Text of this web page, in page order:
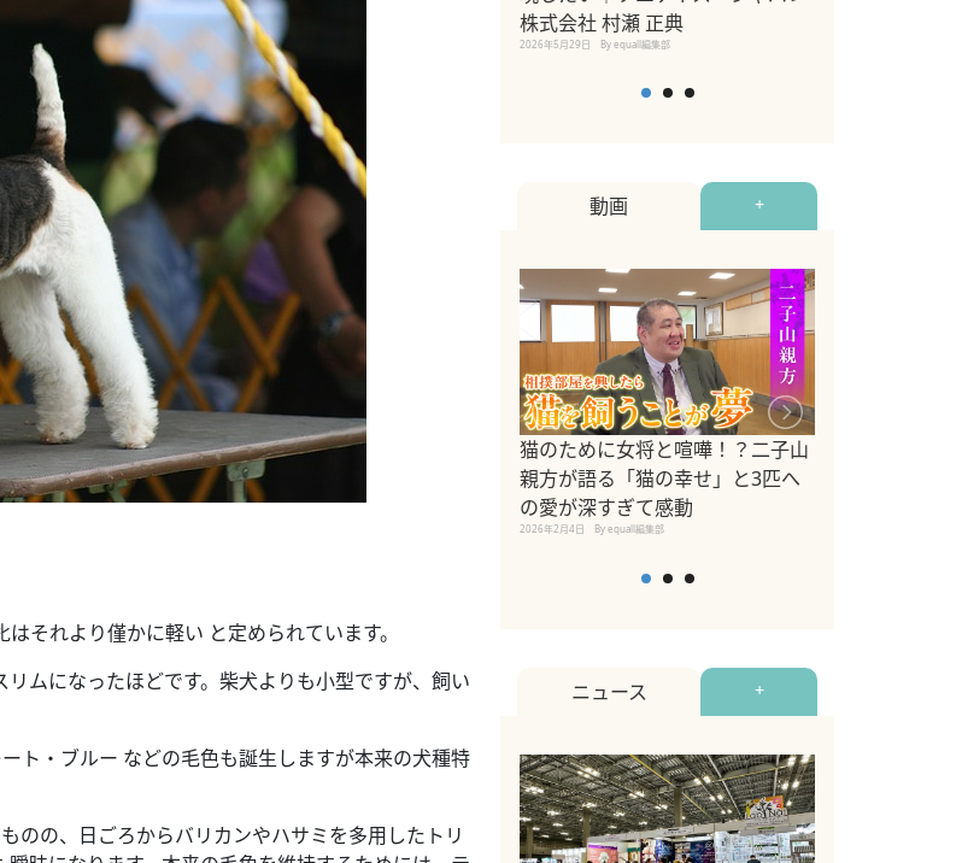
それより僅かに軽い と定められています。
ムになったほどです。柴犬よりも小型ですが、飼い
ト・ブルー などの毛色も誕生しますが本来の犬種特
のの、日ごろからバリカンやハサミを多用したトリ
株式会社 村瀬 正典
2026年5月29日 By equall編集部
動画 +
猫のために女将と喧嘩！？二子山
親方が語る「猫の幸せ」と3匹へ
の愛が深すぎて感動
2026年2月4日 By equall編集部
ニュース +